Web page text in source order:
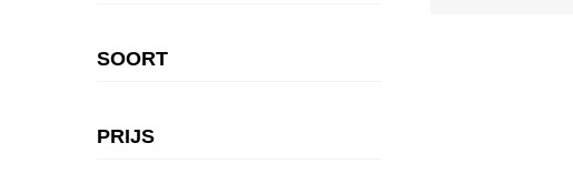
SOORT
PRIJS